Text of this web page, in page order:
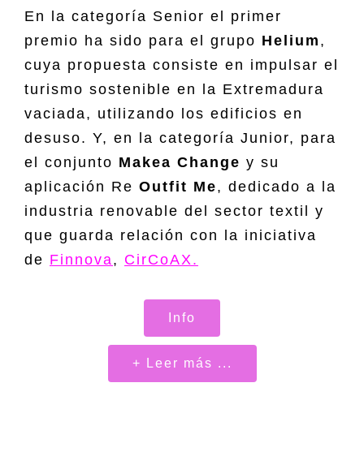
En la categoría Senior el primer
premio ha sido para el grupo Helium ,
cuya propuesta consiste en impulsar el
turismo sostenible en la Extremadura
vaciada, utilizando los edificios en
desuso. Y, en la categoría Junior, para
el conjunto Makea Change y su
aplicación Re Outfit Me, dedicado a la
industria renovable del sector textil y
que guarda relación con la iniciativa
de Finnova, CirCoAX.
Info
+ Leer más ...